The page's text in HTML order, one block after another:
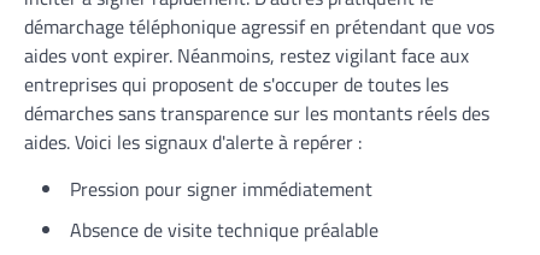
démarchage téléphonique agressif en prétendant que vos
aides vont expirer. Néanmoins, restez vigilant face aux
entreprises qui proposent de s'occuper de toutes les
démarches sans transparence sur les montants réels des
aides. Voici les signaux d'alerte à repérer :
Pression pour signer immédiatement
Absence de visite technique préalable